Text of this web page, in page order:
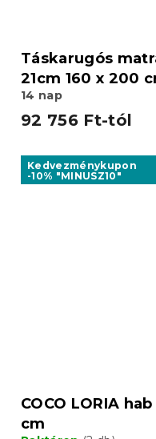
Táskarugós
21cm 160 x 200
14 nap
92 756 Ft-tól
Kedvezménykupon
-10% "MINUSZ10"
COCO LORIA
cm